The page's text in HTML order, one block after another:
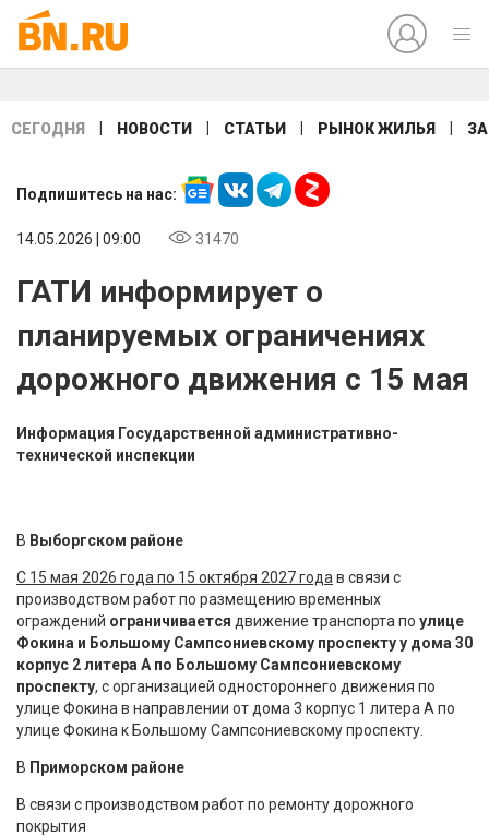
СЕГОДНЯ НОВОСТИ СТАТЬИ РЫНОК ЖИЛЬЯ
Подпишитесь на нас:
14.05.2026 | 09:00 31470
ГАТИ информирует о
планируемых ограничениях
дорожного движения с 15 мая
Информация Государственной административно-
технической инспекции
В Выборгском районе
С 15 мая 2026 года по 15 октября 2027 года в связи с
производством работ по размещению временных
ограждений ограничивается движение транспорта по улице
Фокина и Большому Сампсониевскому проспекту у дома 30
корпус 2 литера А по Большому Сампсониевскому
проспекту, с организацией одностороннего движения по
улице Фокина в направлении от дома 3 корпус 1 литера А по
улице Фокина к Большому Сампсониевскому проспекту.
В Приморском районе
В связи с производством работ по ремонту дорожного
покрытия